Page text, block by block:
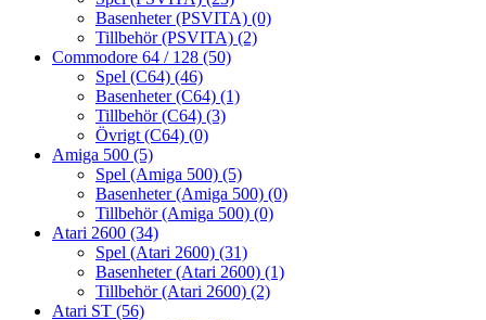
Basenheter (PSVITA) (0)
Tillbehör (PSVITA) (2)
Commodore 64 / 128 (50)
Spel (C64) (46)
Basenheter (C64) (1)
Tillbehör (C64) (3)
Övrigt (C64) (0)
Amiga 500 (5)
Spel (Amiga 500) (5)
Basenheter (Amiga 500) (0)
Tillbehör (Amiga 500) (0)
Atari 2600 (34)
Spel (Atari 2600) (31)
Basenheter (Atari 2600) (1)
Tillbehör (Atari 2600) (2)
Atari ST (56)